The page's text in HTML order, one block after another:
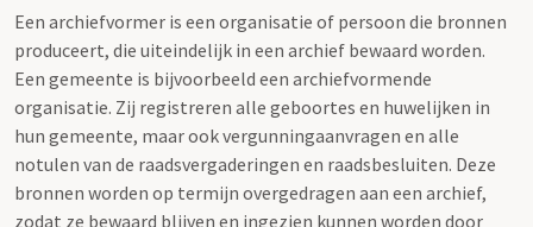
Een archiefvormer is een organisatie of persoon die bronnen
produceert, die uiteindelijk in een archief bewaard worden.
Een gemeente is bijvoorbeeld een archiefvormende
organisatie. Zij registreren alle geboortes en huwelijken in
hun gemeente, maar ook vergunningaanvragen en alle
notulen van de raadsvergaderingen en raadsbesluiten. Deze
bronnen worden op termijn overgedragen aan een archief,
zodat ze bewaard blijven en ingezien kunnen worden door